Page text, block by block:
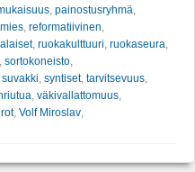
painostusryhmä
reformatiivinen
, ruokakulttuuri ruokaseura
sortokoneisto
suvakki syntiset, tarvitsevuus
väkivallattomuus
, Volf Miroslav